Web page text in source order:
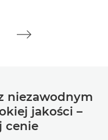
niezawodnym
jakości –
cenie